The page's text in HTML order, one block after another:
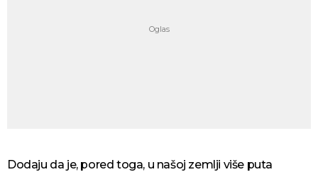
Dodaju da je, pored toga, u našoj zemlji više puta